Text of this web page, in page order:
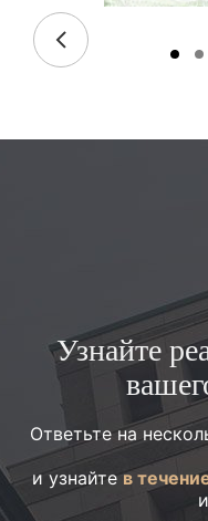
Узнайте
Ответьте на
и узнайтев